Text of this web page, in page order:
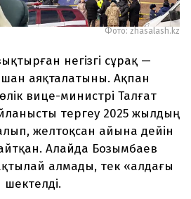
Фото: zhasalash.kz
негізгі сұрақ —
аяқталатыны. Ақпан
вице-министрі Талғат
тергеу 2025 жылдың
желтоқсан айына дейін
Алайда Бозымбаев
алмады, тек «алдағы